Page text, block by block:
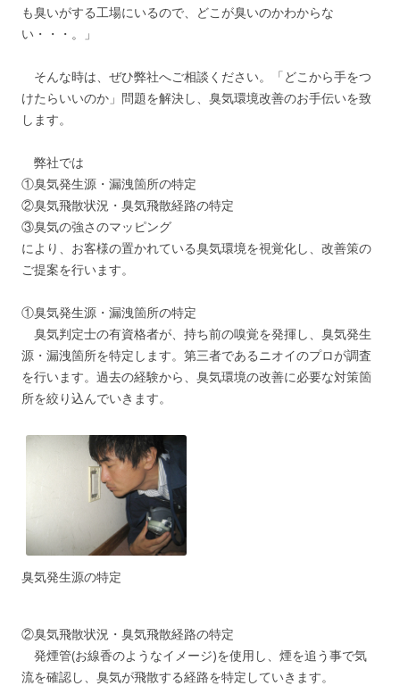
も臭いがする工場にいるので、どこが臭いのかわからな
い・・・。」
そんな時は、ぜひ弊社へご相談ください。「どこから手をつ
けたらいいのか」問題を解決し、臭気環境改善のお手伝いを致
します。
弊社では
①臭気発生源・漏洩箇所の特定
②臭気飛散状況・臭気飛散経路の特定
③臭気の強さのマッピング
により、お客様の置かれている臭気環境を視覚化し、改善策の
ご提案を行います。
①臭気発生源・漏洩箇所の特定
臭気判定士の有資格者が、持ち前の嗅覚を発揮し、臭気発生
源・漏洩箇所を特定します。第三者であるニオイのプロが調査
を行います。過去の経験から、臭気環境の改善に必要な対策箇
所を絞り込んでいきます。
臭気発生源の特定
②臭気飛散状況・臭気飛散経路の特定
発煙管(お線香のようなイメージ)を使用し、煙を追う事で気
流を確認し、臭気が飛散する経路を特定していきます。